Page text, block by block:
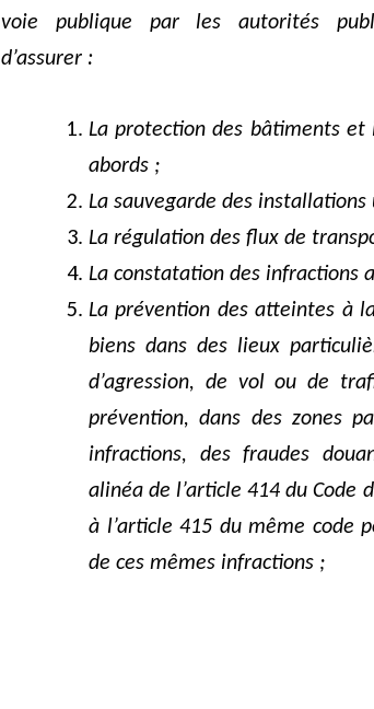
voie publique par les autorités
d’assurer :
La protection des bâtiments
abords ;
La sauvegarde des
La régulation des flux de
La constatation des infractions
La prévention des atteintes à
biens dans des lieux
d’agression, de vol ou de
prévention, dans des zones
infractions, des fraudes
alinéa de l’article 414 du Code
à l’article 415 du même code
de ces mêmes infractions ;